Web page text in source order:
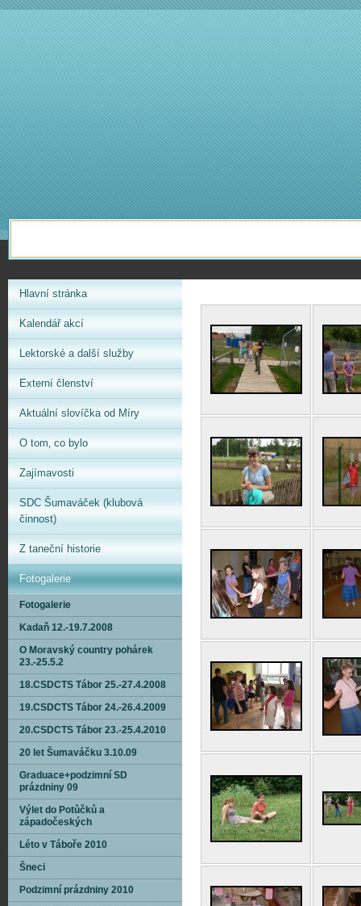
Hlavní stránka
Kalendář akcí
Lektorské a další služby
Externí členství
Aktuální slovíčka od Míry
O tom‚ co bylo
Zajímavosti
SDC Šumaváček (klubová
činnost)
Z taneční historie
Fotogalerie
Fotogalerie
Kadaň 12.-19.7.2008
O Moravský country pohárek
23.-25.5.2
18.CSDCTS Tábor 25.-27.4.2008
19.CSDCTS Tábor 24.-26.4.2009
20.CSDCTS Tábor 23.-25.4.2010
20 let Šumaváčku 3.10.09
Graduace+podzimní SD
prázdniny 09
Výlet do Potůčků a
západočeských
Léto v Táboře 2010
Šneci
Podzimní prázdniny 2010